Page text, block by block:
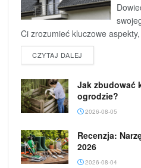
Ci zrozumieć kluczowe
CZYTAJ DALEJ
Jak zbudować
ogrodzie?
2026-08-05
Recenzja:
2026
2026-08-04